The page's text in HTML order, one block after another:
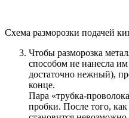
Схема разморозки подачей
Чтобы разморозка
способом не нанесла
достаточно нежный),
конце.
Пара «трубка-
пробки. После того,